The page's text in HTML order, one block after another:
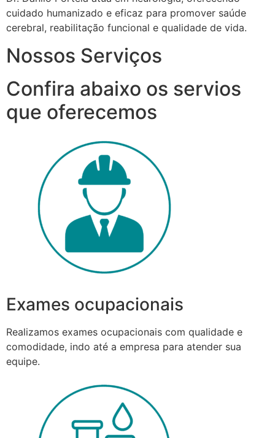
cuidado humanizado e eficaz para promover saúde
cerebral, reabilitação funcional e qualidade de vida.
Nossos Serviços
Confira abaixo os servios
que oferecemos
Exames ocupacionais
Realizamos exames ocupacionais com qualidade e
comodidade, indo até a empresa para atender sua
equipe.